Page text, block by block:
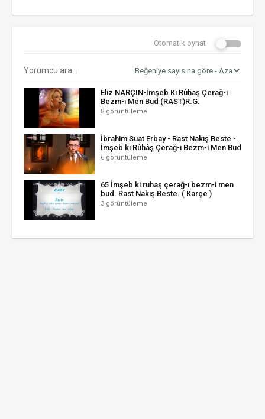
Otomatik oynat
Eliz NARÇIN-İmşeb Ki Rûhaş Çerağ-ı
Bezm-i Men Bud (RAST)R.G.
8 görüntüleme
İbrahim Suat Erbay - Rast Nakış Beste -
İmşeb ki Rûhâş Çerağ-ı Bezm-i Men Bud
6 görüntüleme
65 İmşeb ki ruhaş çerağ-ı bezm-i men
bud. Rast Nakış Beste. ( Karçe )
3 görüntüleme